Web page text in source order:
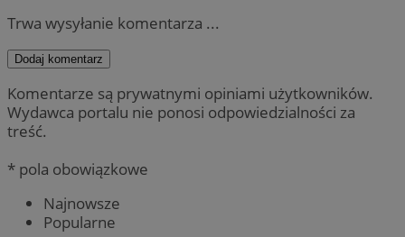
Trwa wysyłanie komentarza ...
Dodaj komentarz
Komentarze są prywatnymi opiniami użytkowników.
Wydawca portalu nie ponosi odpowiedzialności za
treść.
* pola obowiązkowe
Najnowsze
Popularne